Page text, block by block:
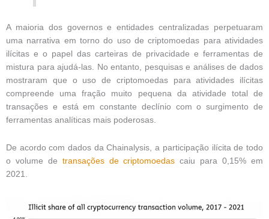
A maioria dos governos e entidades centralizadas perpetuaram
uma narrativa em torno do uso de criptomoedas para atividades
ilícitas e o papel das carteiras de privacidade e ferramentas de
mistura para ajudá-las. No entanto, pesquisas e análises de dados
mostraram que o uso de criptomoedas para atividades ilícitas
compreende uma fração muito pequena da atividade total de
transações e está em constante declínio com o surgimento de
ferramentas analíticas mais poderosas.
De acordo com dados da Chainalysis, a participação ilícita de todo
o volume de transações de criptomoedas caiu para 0,15% em
2021.